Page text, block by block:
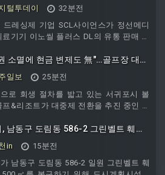
주주는 경남제약 외 1인으로 512만1973
율 70.20%를 보유하게 됐다.세부 변경내
면 경남제약은 기존에 아센디오 주식을
않은 상태에서 유상증자를 통해 324만
제1호조합은 변경 전 46.30%에서
계약…77억2727만원 규모
털투데이
32분전
드레싱제 기업 SCL사이언스가 정선메디
료기기 이노씰 플러스 DL의 유통 판매 계
가치세를 제외하고 77억2727만원이며,
년도 연결 재무제표 기준 최근 매출액
만원의 35.1%에 해당한다. 계약 상대
선메디칼의 주요 사업은 의료기기유통업
근 3년간 동종계약 이행 실적은 없다.판
, 전라권역의 일부 병의원 및 기타 의료기
소멸에 현금 변제도 無"…골프장 대중
놓고 집단 반발
일보
25분전
로 회생 절차를 밟고 있는 서귀포시 볼
프&리조트가 대중제 전환을 추진 중인 것
쿠폰만을 떠넘기고, 회원 지위까지 일괄
려 한다”고 반발하고 나섰다.볼카노CC
채권자 비상운영위원회는 10일 제주특별
앞에서 기자회견을 열고 해당 골프장에
, 남동구 도림동 586-2 그린벨트 훼손
㎡에 경관녹지 조성
in
15분전
남동구 도림동 586-2 일원 그린벨트 훼